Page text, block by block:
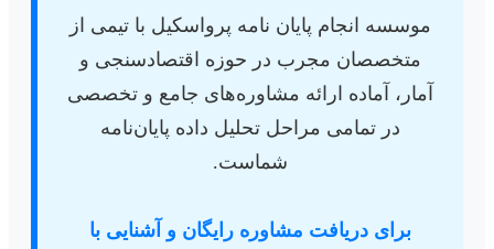
موسسه انجام پایان نامه پرواسکیل با تیمی از
متخصصان مجرب در حوزه اقتصادسنجی و
آمار، آماده ارائه مشاوره‌های جامع و تخصصی
در تمامی مراحل تحلیل داده پایان‌نامه
شماست.
برای دریافت مشاوره رایگان و آشنایی با